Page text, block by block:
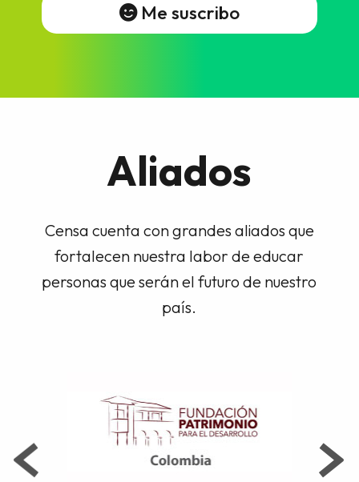
Me suscribo
Aliados
Censa cuenta con grandes aliados que
fortalecen nuestra labor de educar
personas que serán el futuro de nuestro
país.